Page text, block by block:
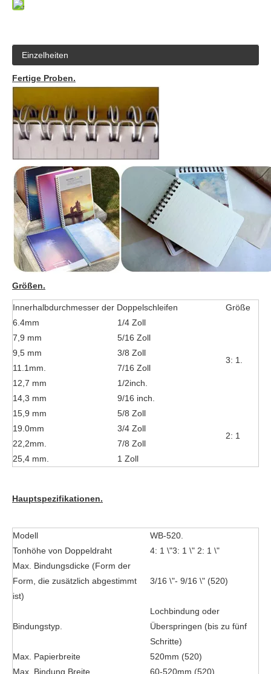
Einzelheiten
Fertige Proben.
Größen.
Innerhalbdurchmesser der Doppelschleifen
Größe
6.4mm
1/4 Zoll
3: 1.
7,9 mm
5/16 Zoll
9,5 mm
3/8 Zoll
11.1mm.
7/16 Zoll
12,7 mm
1/2inch.
14,3 mm
9/16 inch.
15,9 mm
5/8 Zoll
2: 1
19.0mm
3/4 Zoll
22,2mm.
7/8 Zoll
25,4 mm.
1 Zoll
Hauptspezifikationen.
Modell
WB-520.
Tonhöhe von Doppeldraht
4: 1 \"3: 1 \" 2: 1 \"
Max. Bindungsdicke (Form der
Form, die zusätzlich abgestimmt
ist)
3/16 \"- 9/16 \" (520)
Bindungstyp.
Lochbindung oder
Überspringen (bis zu fünf
Schritte)
Max. Papierbreite
520mm (520)
Max. Bindung Breite.
60-520mm (520)